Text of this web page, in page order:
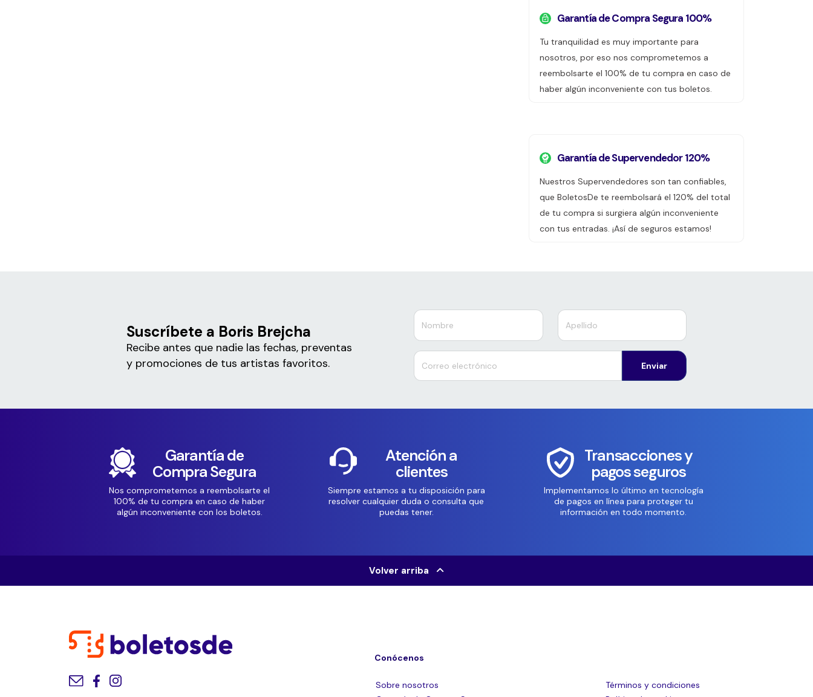
Garantía de Compra Segura 100%
Tu tranquilidad es muy importante para
nosotros, por eso nos comprometemos a
reembolsarte el 100% de tu compra en caso de
haber algún inconveniente con tus boletos.
Garantía de Supervendedor 120%
Nuestros Supervendedores son tan confiables,
que BoletosDe te reembolsará el 120% del total
de tu compra si surgiera algún inconveniente
con tus entradas. ¡Así de seguros estamos!
Suscríbete a Boris Brejcha
Recibe antes que nadie las fechas, preventas
y promociones de tus artistas favoritos.
Enviar
Garantía de
Compra Segura
Nos comprometemos a reembolsarte el
100% de tu compra en caso de haber
algún inconveniente con los boletos.
Atención a
clientes
Siempre estamos a tu disposición para
resolver cualquier duda o consulta que
puedas tener.
Transacciones y
pagos seguros
Implementamos lo último en tecnología
de pagos en línea para proteger tu
información en todo momento.
Volver arriba
Conócenos
Sobre nosotros
Términos y condiciones